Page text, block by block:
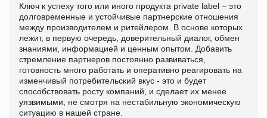
Ключ к успеху того или иного продукта private lаbel – это
долговременные и устойчивые партнерские отношения
между производителем и ритейлером. В основе которых
лежит, в первую очередь, доверительный диалог, обмен
знаниями, информацией и ценным опытом. Добавить
стремление партнеров постоянно развиваться,
готовность много работать и оперативно реагировать на
изменчивый потребительский вкус - это и будет
способствовать росту компаний, и сделает их менее
уязвимыми, не смотря на нестабильную экономическую
ситуацию в нашей стране.